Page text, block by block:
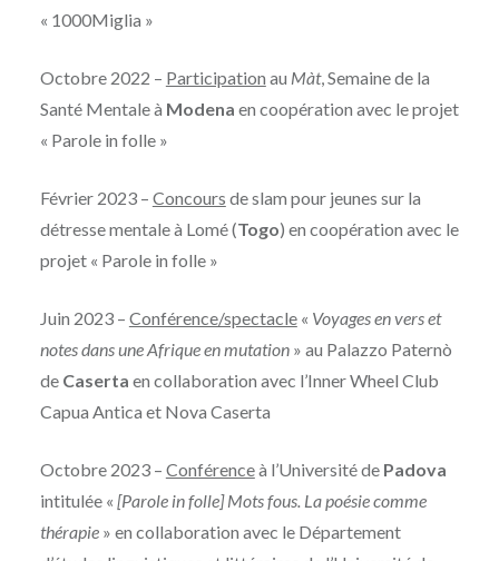
« 1000Miglia »
Octobre 2022 – Participation au Màt, Semaine de la
Santé Mentale à Modena en coopération avec le projet
« Parole in folle »
Février 2023 – Concours de slam pour jeunes sur la
détresse mentale à Lomé (Togo) en coopération avec le
projet « Parole in folle »
Juin 2023 – Conférence/spectacle« Voyages en vers et
notes dans une Afrique en mutation» ​​au Palazzo Paternò
de Caserta en collaboration avec l’Inner Wheel Club
Capua Antica et Nova Caserta
Octobre 2023 – Conférenceà l’Université dePadova
intitulée « [Parole in folle] Mots fous. La poésie comme
thérapie» en collaboration avec le Département